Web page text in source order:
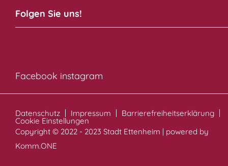
Folgen Sie uns!
Facebook instagram
Datenschutz Impressum Barrierefreiheitserklärung
Cookie Einstellungen
Copyright © 2022 - 2023 Stadt Ettenheim | powered by
Komm.ONE